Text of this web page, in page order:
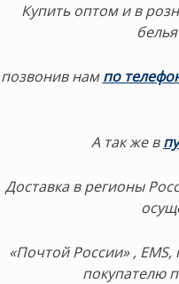
Купить оптом и в
позвонив нампо
А так же в
Доставка в регионы
«Почтой России» ,
покупателю